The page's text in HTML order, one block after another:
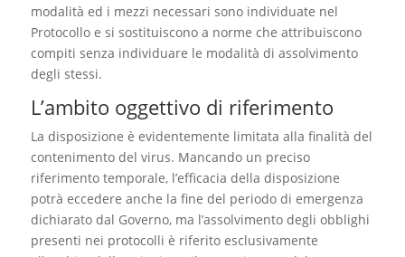
modalità ed i mezzi necessari sono individuate nel
Protocollo e si sostituiscono a norme che attribuiscono
compiti senza individuare le modalità di assolvimento
degli stessi.
L’ambito oggettivo di riferimento
La disposizione è evidentemente limitata alla finalità del
contenimento del virus. Mancando un preciso
riferimento temporale, l’efficacia della disposizione
potrà eccedere anche la fine del periodo di emergenza
dichiarato dal Governo, ma l’assolvimento degli obblighi
presenti nei protocolli è riferito esclusivamente